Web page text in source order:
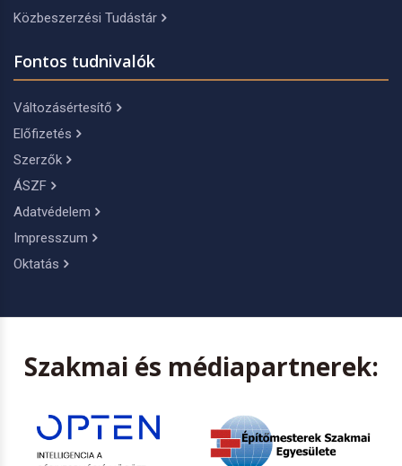
Közbeszerzési Tudástár
Fontos tudnivalók
Változásértesítő
Előfizetés
Szerzők
ÁSZF
Adatvédelem
Impresszum
Oktatás
Szakmai és médiapartnerek: